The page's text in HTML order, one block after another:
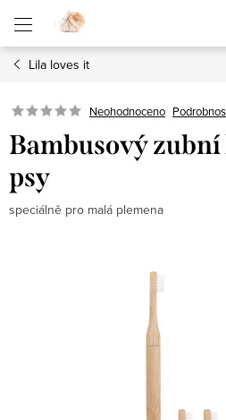
obsah
Lila loves it
Neohodnoceno
Bambusový
psy
speciálně pro malá plemena